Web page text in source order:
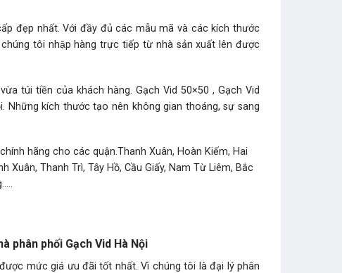
đẹp nhất. Với đầy đủ các mẫu mã và các kích thước
tôi nhập hàng trực tiếp từ nhà sản xuất lên được
túi tiền của khách hàng. Gạch Vid 50×50 , Gạch Vid
Những kích thước tạo nên không gian thoáng, sự sang
hãng cho các quận.Thanh Xuân, Hoàn Kiếm, Hai
Xuân, Thanh Trì, Tây Hồ, Cầu Giấy, Nam Từ Liêm, Bắc
phân phối Gạch Vid Hà Nội
mức giá ưu đãi tốt nhất. Vì chúng tôi là đại lý phân